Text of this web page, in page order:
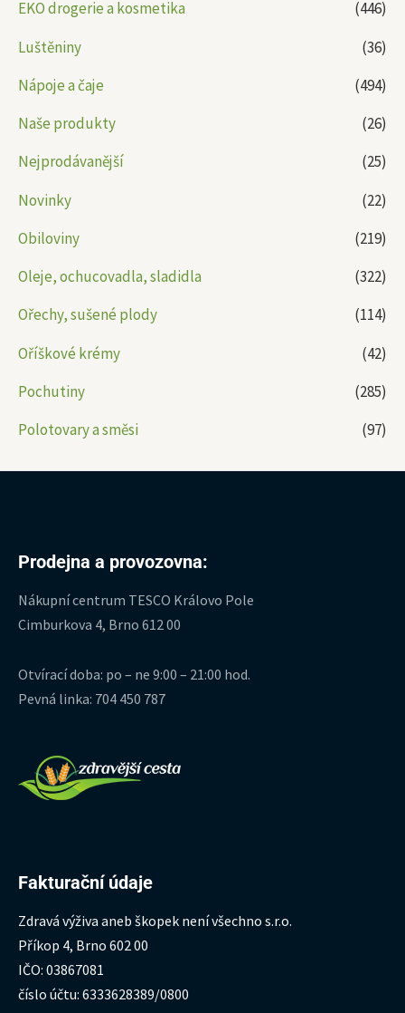
EKO drogerie a kosmetika
(446)
Luštěniny
(36)
Nápoje a čaje
(494)
Naše produkty
(26)
Nejprodávanější
(25)
Novinky
(22)
Obiloviny
(219)
Oleje, ochucovadla, sladidla
(322)
Ořechy, sušené plody
(114)
Oříškové krémy
(42)
Pochutiny
(285)
Polotovary a směsi
(97)
Prodejna a provozovna:
Nákupní centrum TESCO Královo Pole
Cimburkova 4, Brno 612 00
Otvírací doba: po – ne 9:00 – 21:00 hod.
Pevná linka: 704 450 787
Fakturační údaje
Zdravá výživa aneb škopek není všechno s.r.o.
Příkop 4, Brno 602 00
IČO: 03867081
číslo účtu: 6333628389/0800